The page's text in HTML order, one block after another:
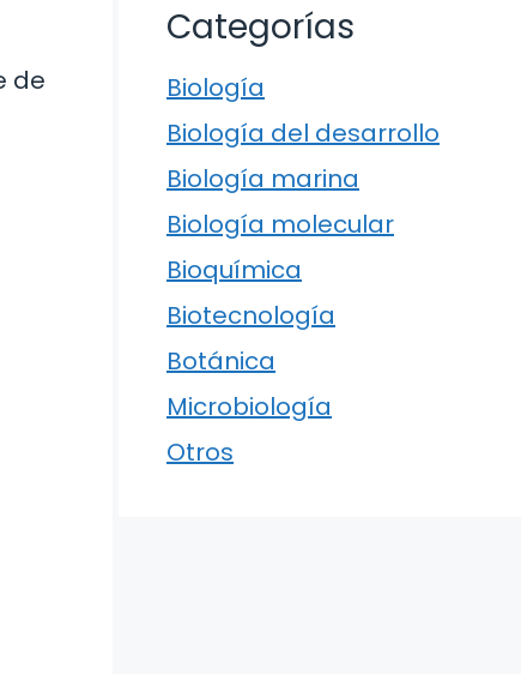
de
Categorías
Biología
Biología del desarrollo
Biología marina
Biología molecular
Bioquímica
Biotecnología
Botánica
Microbiología
Otros